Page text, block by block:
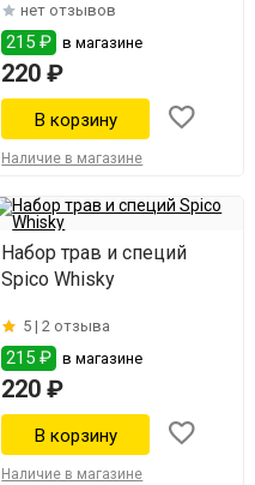
нет отзывов
215 ₽ в магазине
220 ₽
Наличие в магазине
Набор трав и специй
Spico Whisky
5 |2 отзыва
215 ₽ в магазине
220 ₽
Наличие в магазине